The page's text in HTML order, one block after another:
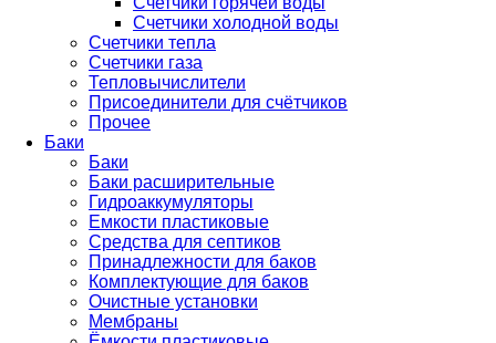
Счетчики холодной воды
Счетчики тепла
Счетчики газа
Тепловычислители
Присоединители для счётчиков
Прочее
Баки
Баки
Баки расширительные
Гидроаккумуляторы
Емкости пластиковые
Средства для септиков
Принадлежности для баков
Комплектующие для баков
Очистные установки
Мембраны